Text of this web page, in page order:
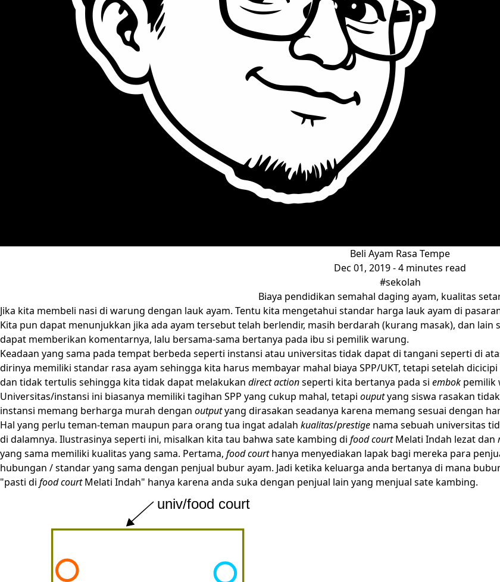
Beli Ayam Rasa Tempe
Dec 01, 2019- 4 minutes read
#sekolah
Biaya pendidikan semahal daging ayam, kualitas
Jika kita membeli nasi di warung dengan lauk ayam. Tentu kita mengetahui standar harga lauk ayam di
Kita pun dapat menunjukkan jika ada ayam tersebut telah berlendir, masih berdarah (kurang masak), dan lain
dapat memberikan komentarnya, lalu bersama-sama bertanya pada ibu si pemilik warung.
Keadaan yang sama pada tempat berbeda seperti instansi atau universitas tidak dapat di tangani seperti di
dirinya memiliki standar rasa ayam sehingga kita harus membayar mahal biaya SPP/UKT, tetapi setelah
dan tidak tertulis sehingga kita tidak dapat melakukan direct actionseperti kita bertanya pada si embok pemilik
Universitas/instansi ini biasanya memiliki tagihan SPP yang cukup mahal, tetapi ouputyang siswa rasakan
instansi memang berharga murah dengan outputyang dirasakan seadanya karena memang sesuai dengan
Hal yang perlu teman-teman maupun para orang tua ingat adalah kualitas/prestige nama sebuah universitas
di dalamnya. Ilustrasinya seperti ini, misalkan kita tau bahwa sate kambing di food courtMelati Indah lezat dan
yang sama memiliki kualitas yang sama. Pertama, food courthanya menyediakan lapak bagi mereka para
hubungan / standar yang sama dengan penjual bubur ayam. Jadi ketika keluarga anda bertanya di mana
"pasti di food courtMelati Indah" hanya karena anda suka dengan penjual lain yang menjual sate kambing.